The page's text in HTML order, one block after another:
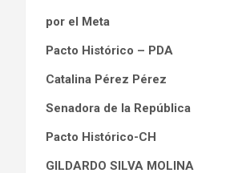
por el Meta
Pacto Histórico – PDA
Catalina Pérez Pérez
Senadora de la República
Pacto Histórico-CH
GILDARDO SILVA MOLINA